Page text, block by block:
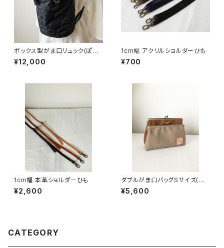
ボックス型がま口リュック(ぽこ
ぽこドット/ブラック)
¥12,000
1cm幅 アクリルショルダーひも
¥700
1cm幅 本革ショルダーひも
¥2,600
ダブルがま口バッグSサイズ(ベ
ージュ×キャメル) 持ち手別売り
¥5,600
CATEGORY